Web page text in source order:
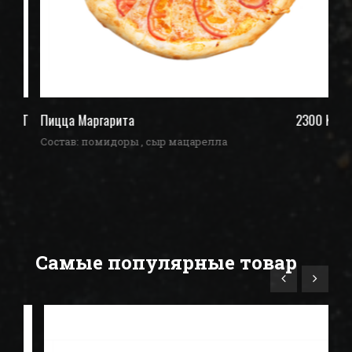
Пицца Маргарита 2300 KZT
Состав: помидоры , сыр мацарелла
Самые популярные товар